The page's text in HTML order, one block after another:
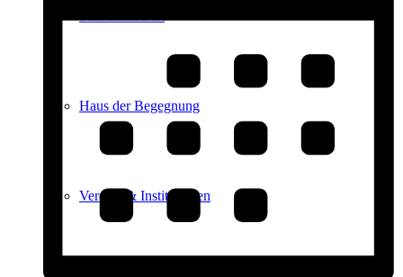
Haus der Begegnung
Vereine & Institutionen